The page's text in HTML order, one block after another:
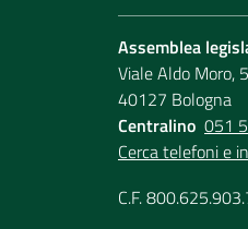
Assemblea
Viale Aldo Moro,
40127 Bologna
Centralino 051
Cerca telefoni e
C.F.